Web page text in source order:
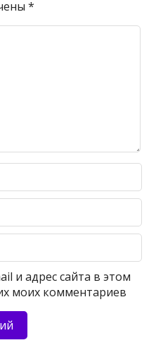
*
и адрес сайта в этом
моих комментариев